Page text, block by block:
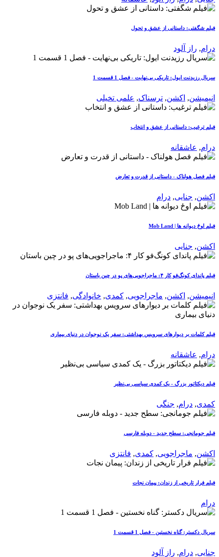
فیلم شگفتی: داستانی از عشق و تحول
درام, راز آلود
سریال رزیدنت ایول: تاریکی بی‌نهایت - فصل 1 قسمت 1
انیمیشن, اکشن, ترسناک, علمی تخیلی
فیلم ترغیب: داستانی از عشق و انتخاب
درام, عاشقانه
فیلم فصل هولناک - داستانی از قدرت و تعارض
اکشن, جنایی, درام
فیلم اوځ دیوانه ها | Mob Land
اکشن, جنایی
فیلم پاندای کونگ‌فو کار ۴: ماجراجویی‌های پو در چین باستان
انیمیشن, اکشن, ماجراجویی, کمدی, خانوادگی, فانتزی
فیلم کلمات بر دیوارهای سرویس بهداشتی: سفر یک نوجوان در دنیای بیماری
درام, عاشقانه
فیلم دیکتاتور بزرگ - یک کمدی سیاسی بی‌نظیر
کمدی, درام, جنگی
فیلم جومانجی: سطح جدید - دوبله فارسی
اکشن, ماجراجویی, کمدی, فانتزی
فیلم فرار تاریخی از زندان: پیمان نجات
درام
سریال دکستر: گناه نخستین - فصل 1 قسمت 1
جنایی, درام, راز آلود